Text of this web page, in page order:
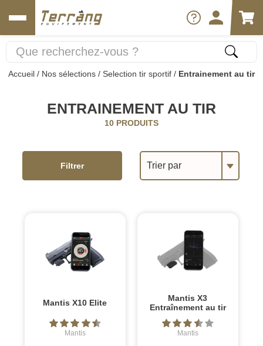
Accueil / Nos sélections / Selection tir sportif / Entrainement au tir
ENTRAINEMENT AU TIR
10 PRODUITS
Trier par
Filtrer
Mantis X10 Elite
Mantis
Mantis X3
Entraînement au tir
Mantis